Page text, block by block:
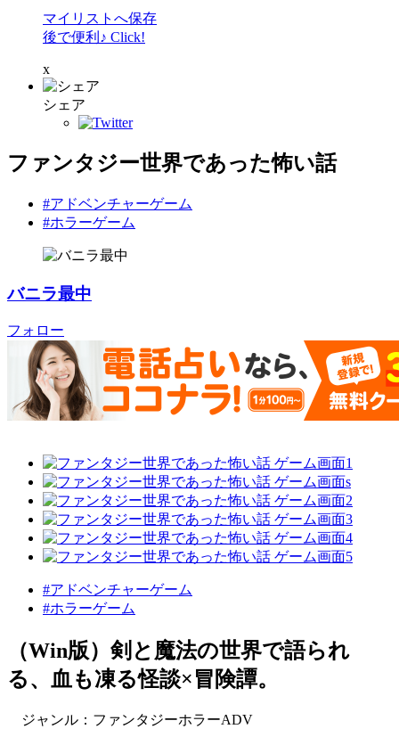
マイリストへ保存
後で便利♪ Click!
x
シェア
ファンタジー世界であった怖い話
#アドベンチャーゲーム
#ホラーゲーム
バニラ最中
フォロー
#アドベンチャーゲーム
#ホラーゲーム
（Win版）剣と魔法の世界で語られ
る、血も凍る怪談×冒険譚。
ジャンル：ファンタジーホラーADV